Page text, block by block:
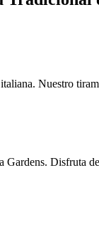
Nuestro
Disfruta